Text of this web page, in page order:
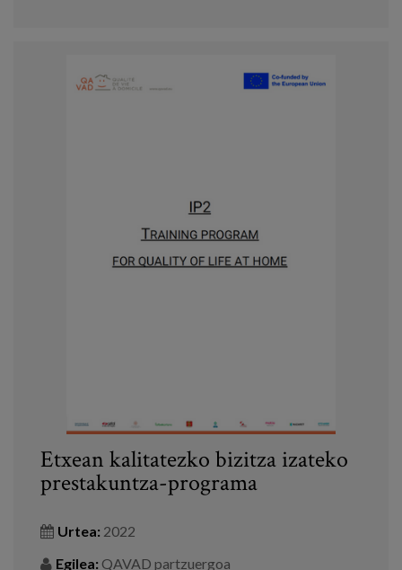
Etxean kalitatezko bizitza izateko
prestakuntza-programa
Urtea: 2022
Egilea: QAVAD partzuergoa